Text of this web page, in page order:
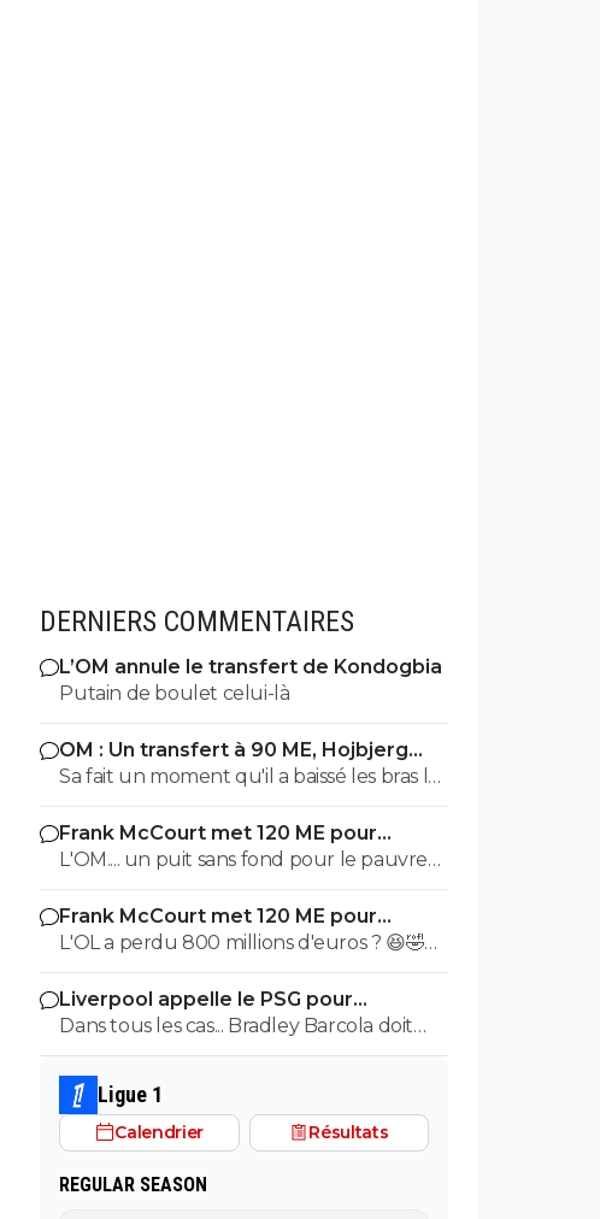
DERNIERS COMMENTAIRES
L’OM annule le transfert de Kondogbia
Putain de boulet celui-là
OM : Un transfert à 90 ME, Hojbjerg
s'en va
Sa fait un moment qu'il a baissé les bras la
première saison il etait top mais depuis
quelques match etait en dessus. Merci et
bon vent a lui pour le reste de sa carrière
...
Frank McCourt met 120 ME pour
sauver l’OM !
L'OM.... un puit sans fond pour le pauvre
Frank McCourt.
Frank McCourt met 120 ME pour
sauver l’OM !
L'OL a perdu 800 millions d'euros ? 😆🤣😂
Pourquoi pas un milliard tant que tu y es !
^^
Liverpool appelle le PSG pour
renoncer à Barcola
Dans tous les cas... Bradley Barcola doit
être très inquiet. Ce qui est vraiment
compréhensible lorsque l'on sait
comment le PSG a traiter Kylian Mbappé
lorsqu'il avait voulu quitter le PSG.
Ligue 1
Calendrier Résultats
REGULAR SEASON